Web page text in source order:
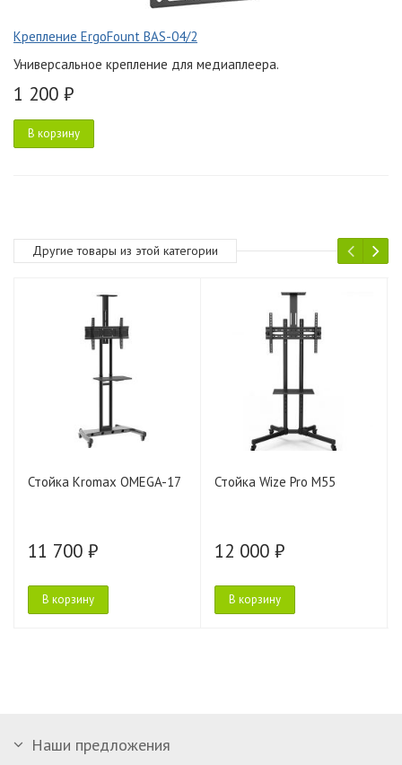
Крепление ErgoFount BAS-04/2
Универсальное крепление для медиаплеера.
1 200 ₽
В корзину
Другие товары из этой категории
Стойка Kromax OMEGA-17
11 700 ₽
В корзину
Стойка Wize Pro M55
12 000 ₽
В корзину
Наши предложения